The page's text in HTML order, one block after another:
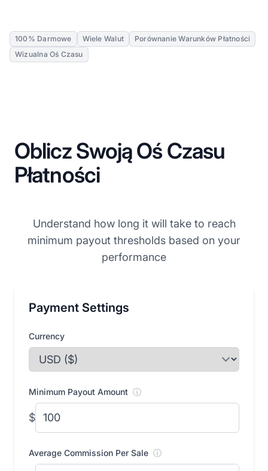
100% Darmowe Wiele Walut
Porównanie Warunków Płatności
Wizualna Oś Czasu
Oblicz Swoją Oś Czasu
Płatności
Understand how long it will take to reach
minimum payout thresholds based on your
performance
Payment Settings
Currency
Minimum Payout Amount ⓘ
$
Average Commission Per Sale ⓘ